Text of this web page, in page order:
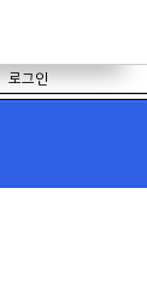
로그인